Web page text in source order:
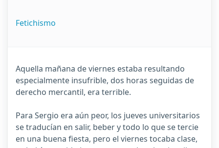
Fetichismo
Aquella mañana de viernes estaba resultando
especialmente insufrible, dos horas seguidas de
derecho mercantil, era terrible.
Para Sergio era aún peor, los jueves universitarios
se traducían en salir, beber y todo lo que se tercie
en una buena fiesta, pero el viernes tocaba clase,